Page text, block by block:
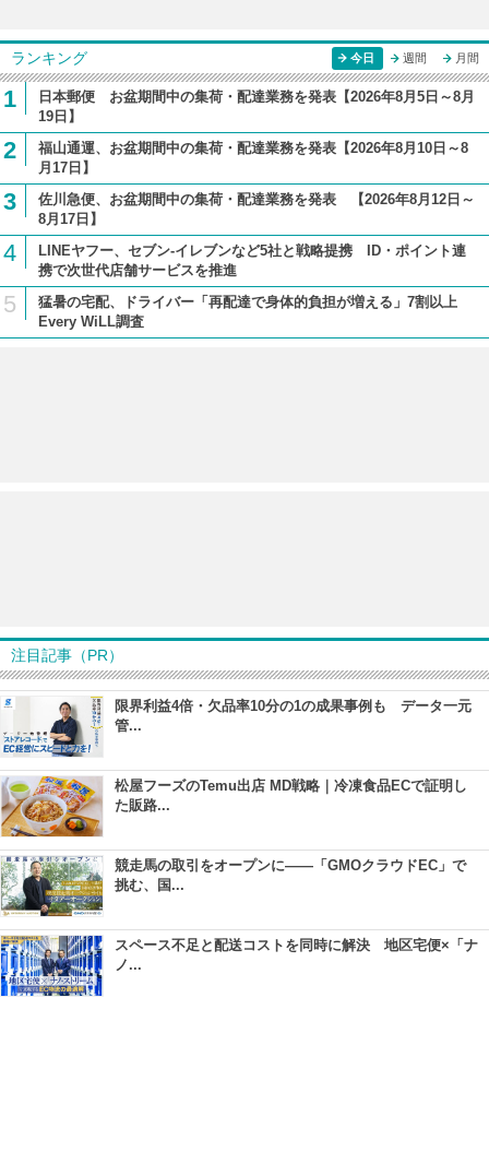
ランキング 今日 週間 月間
1
日本郵便 お盆期間中の集荷・配達業務を発表【2026年8月5日～8月
19日】
2
福山通運、お盆期間中の集荷・配達業務を発表【2026年8月10日～8
月17日】
3
佐川急便、お盆期間中の集荷・配達業務を発表 【2026年8月12日～
8月17日】
4
LINEヤフー、セブン-イレブンなど5社と戦略提携 ID・ポイント連
携で次世代店舗サービスを推進
5
猛暑の宅配、ドライバー「再配達で身体的負担が増える」7割以上
Every WiLL調査
注目記事（PR）
限界利益4倍・欠品率10分の1の成果事例も データ一元
管...
松屋フーズのTemu出店 MD戦略｜冷凍食品ECで証明し
た販路...
競走馬の取引をオープンに――「GMOクラウドEC」で
挑む、国...
スペース不足と配送コストを同時に解決 地区宅便×「ナ
ノ...